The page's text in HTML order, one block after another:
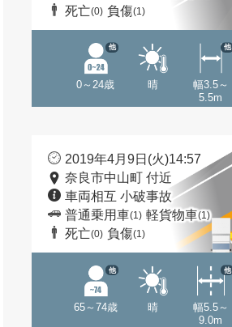
死亡(0) 負傷(1)
0～24歳
他
晴
幅3.5～
5.5m
他
2019年4月9日(火)14:57
奈良市中山町 付近
車両相互 小破事故
普通乗用車(1) 軽貨物車(1)
死亡(0) 負傷(1)
65～74歳
他
晴
幅5.5～
9.0m
他